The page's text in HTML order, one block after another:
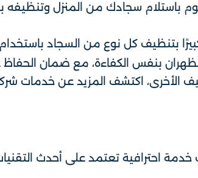
سجادك من المنزل وتنظيفه
بتنظيف كل نوع من السجاد
بنفس الكفاءة، مع ضمان
الأخرى، اكتشف المزيد عن خدمات
خدمة احترافية تعتمد على أحدث